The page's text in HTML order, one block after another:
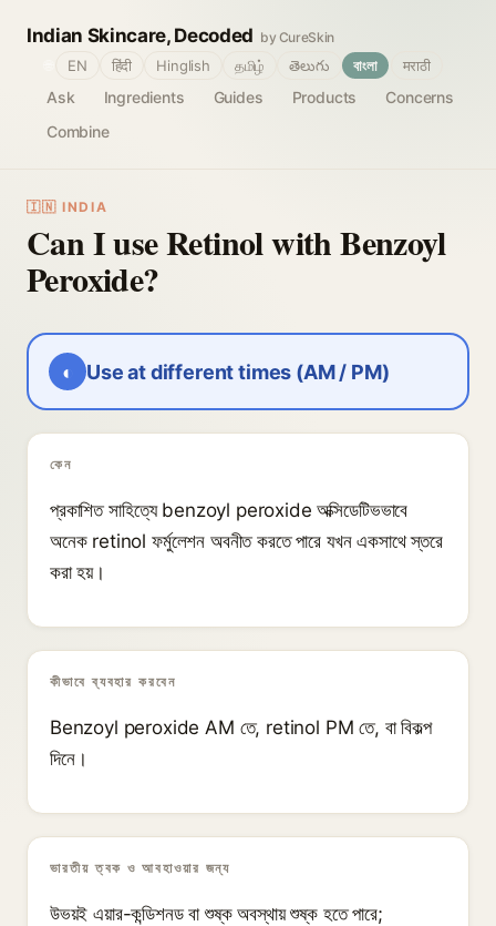
Indian Skincare, Decoded by CureSkin
Ask Ingredients Guides Products
Concerns
Combine
EN हिंदी Hinglish தமிழ் తెలుగు বাংলা मराठी
🇮🇳 INDIA
Can I use Retinol with Benzoyl
Peroxide?
◐ Use at different times (AM / PM)
কেন
প্রকাশিত সাহিত্যে benzoyl peroxide অক্সিডেটিভভাবে
অনেক retinol ফর্মুলেশন অবনীত করতে পারে যখন একসাথে স্তরে
করা হয়।
কীভাবে ব্যবহার করবেন
Benzoyl peroxide AM তে, retinol PM তে, বা বিকল্প
দিনে।
ভারতীয় ত্বক ও আবহাওয়ার জন্য
উভয়ই এয়ার-কন্ডিশনড বা শুষ্ক অবস্থায় শুষ্ক হতে পারে;